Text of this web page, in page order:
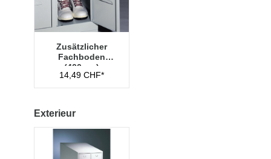
Zusätzlicher
Fachboden
(400mm)
14,49 CHF*
Exterieur